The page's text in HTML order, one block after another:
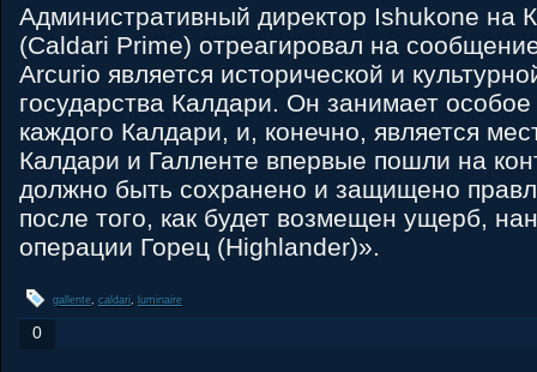
Административный директор Ishukone на
(Caldari Prime) отреагировал на
Arcurio является исторической и
государства Калдари. Он занимает
каждого Калдари, и, конечно, является
Калдари и Галленте впервые пошли на
должно быть сохранено и защищено
после того, как будет возмещен ущерб,
операции Горец (Highlander)».
gallente, caldari, luminaire
0